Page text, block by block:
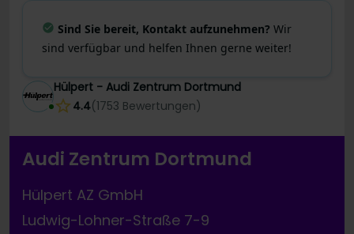
Sind Sie bereit, Kontakt aufzunehmen? Wir
sind verfügbar und helfen Ihnen gerne weiter!
Hülpert - Audi Zentrum Dortmund
4.4(1753 Bewertungen)
Audi Zentrum Dortmund
Hülpert AZ GmbH
Ludwig-Lohner-Straße 7-9